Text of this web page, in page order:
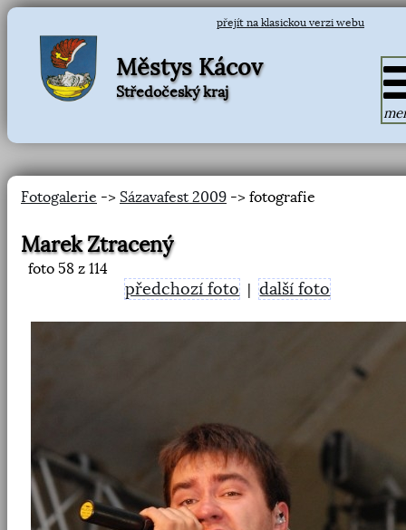
přejít na klasickou verzi webu
Městys Kácov
Středočeský kraj
Fotogalerie -> Sázavafest 2009 -> fotografie
Marek Ztracený
foto 58 z 114
předchozí foto |další foto